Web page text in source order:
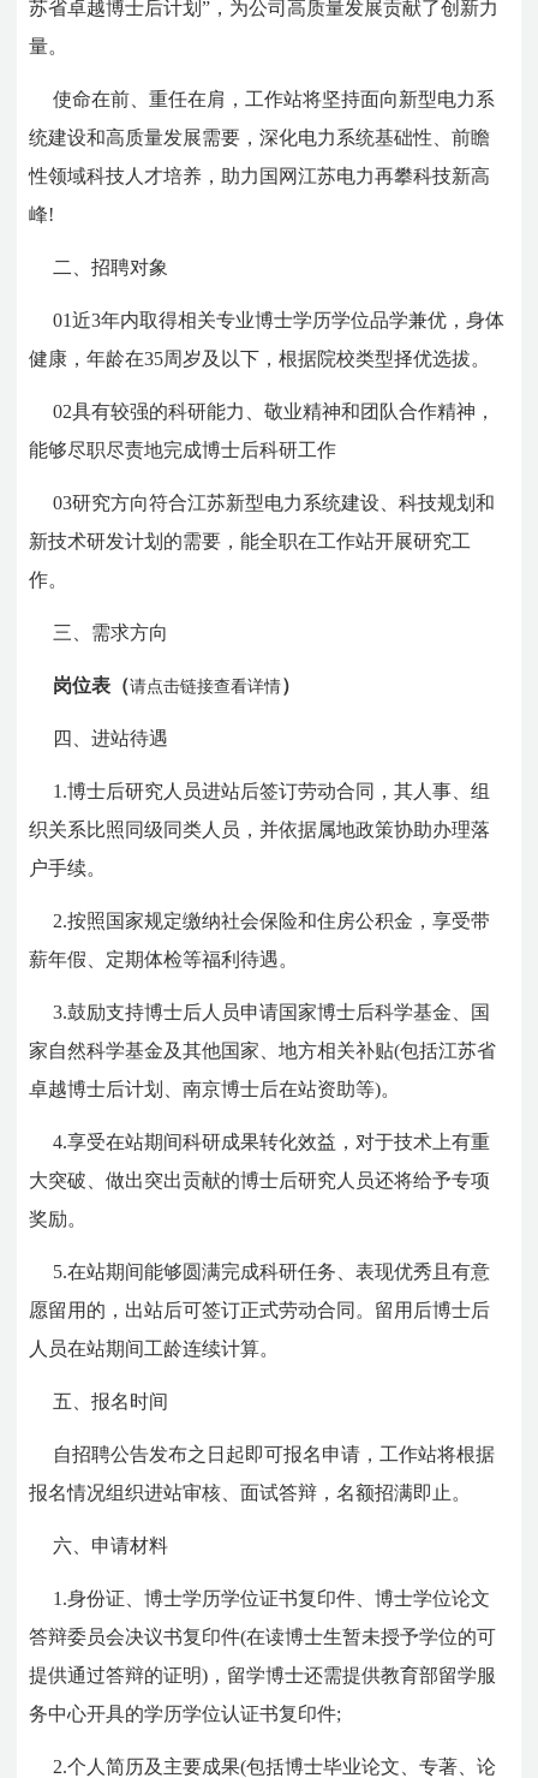
苏省卓越博士后计划”，为公司高质量发展贡献了创新力
量。
使命在前、重任在肩，工作站将坚持面向新型电力系
统建设和高质量发展需要，深化电力系统基础性、前瞻
性领域科技人才培养，助力国网江苏电力再攀科技新高
峰!
二、招聘对象
01近3年内取得相关专业博士学历学位品学兼优，身体
健康，年龄在35周岁及以下，根据院校类型择优选拔。
02具有较强的科研能力、敬业精神和团队合作精神，
能够尽职尽责地完成博士后科研工作
03研究方向符合江苏新型电力系统建设、科技规划和
新技术研发计划的需要，能全职在工作站开展研究工
作。
三、需求方向
岗位表（请点击链接查看详情）
四、进站待遇
1.博士后研究人员进站后签订劳动合同，其人事、组
织关系比照同级同类人员，并依据属地政策协助办理落
户手续。
2.按照国家规定缴纳社会保险和住房公积金，享受带
薪年假、定期体检等福利待遇。
3.鼓励支持博士后人员申请国家博士后科学基金、国
家自然科学基金及其他国家、地方相关补贴(包括江苏省
卓越博士后计划、南京博士后在站资助等)。
4.享受在站期间科研成果转化效益，对于技术上有重
大突破、做出突出贡献的博士后研究人员还将给予专项
奖励。
5.在站期间能够圆满完成科研任务、表现优秀且有意
愿留用的，出站后可签订正式劳动合同。留用后博士后
人员在站期间工龄连续计算。
五、报名时间
自招聘公告发布之日起即可报名申请，工作站将根据
报名情况组织进站审核、面试答辩，名额招满即止。
六、申请材料
1.身份证、博士学历学位证书复印件、博士学位论文
答辩委员会决议书复印件(在读博士生暂未授予学位的可
提供通过答辩的证明)，留学博士还需提供教育部留学服
务中心开具的学历学位认证书复印件;
2.个人简历及主要成果(包括博士毕业论文、专著、论